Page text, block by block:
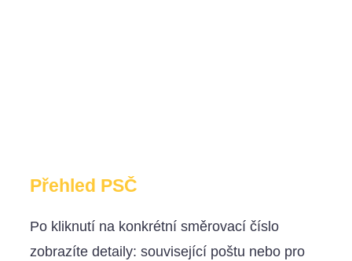
Přehled PSČ
Po kliknutí na konkrétní směrovací číslo
zobrazíte detaily: související poštu nebo pro